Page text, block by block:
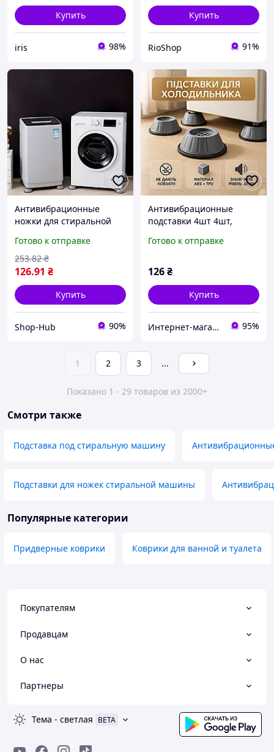
Купить
iris 98%
Купить
RioShop 91%
Антивибрационные
ножки для стиральной
накладки из
термопластика для
поглощения шума
(Серый, 4 шт) код 582109
Готово к отправке
126.91 ₴
253.82 ₴
Купить
Shop-Hub 90%
Антивибрационные
подставки 4шт 4шт,
подкладки усиленные,
JE-84
Готово к отправке
126₴
Купить
Интернет-магазин «Мегавольт» 95%
1 2 3 ...
Показано 1 - 29 товаров из 2000+
Смотри также
Подставка под стиральную машину
Подставки для ножек стиральной машины
Популярные категории
Придверные коврики Коврики для ванной и туалета
Покупателям
Продавцам
О нас
Партнеры
Тема - светлая BETA